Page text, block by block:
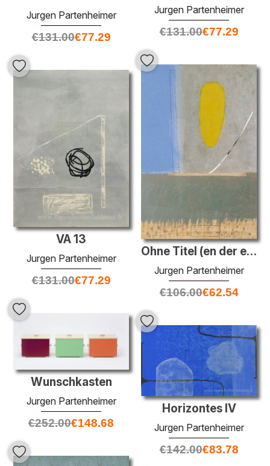
Jurgen Partenheimer
€131.00€77.29
Jurgen Partenheimer
€131.00€77.29
Ohne Titel (en der erde)
Jurgen Partenheimer
€106.00€62.54
VA 13
Jurgen Partenheimer
€131.00€77.29
Wunschkasten
Jurgen Partenheimer
€252.00€148.68
Horizontes IV
Jurgen Partenheimer
€142.00€83.78